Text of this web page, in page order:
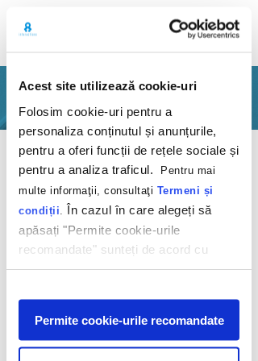
Acest site utilizează cookie-uri
Folosim cookie-uri pentru a
personaliza conținutul și anunțurile,
pentru a oferi funcții de rețele sociale și
pentru a analiza traficul.
Pentru mai
multe informaţii, consultaţi Termeni și
condiții În cazul în care alegeți să
apăsați "Permite cookie-urile
recomandate" sunteți de acord cu
utilizarea modulelor noastre cookie.
Afişare
Permite cookie-urile recomandate
PORTFOLIO
Back
Happy Cows
Mega Image
2015
What’s the secret of the delicious